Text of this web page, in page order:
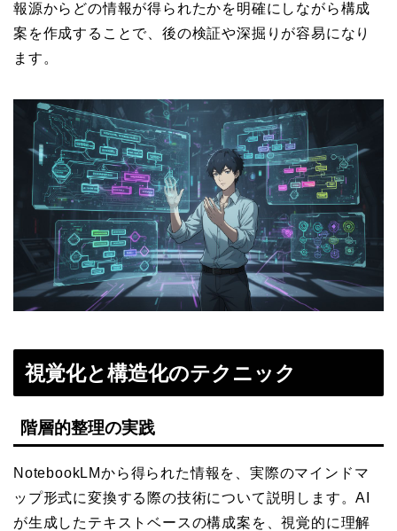
報源からどの情報が得られたかを明確にしながら構成
案を作成することで、後の検証や深掘りが容易になり
ます。
視覚化と構造化のテクニック
階層的整理の実践
NotebookLMから得られた情報を、実際のマインドマ
ップ形式に変換する際の技術について説明します。AI
が生成したテキストベースの構成案を、視覚的に理解